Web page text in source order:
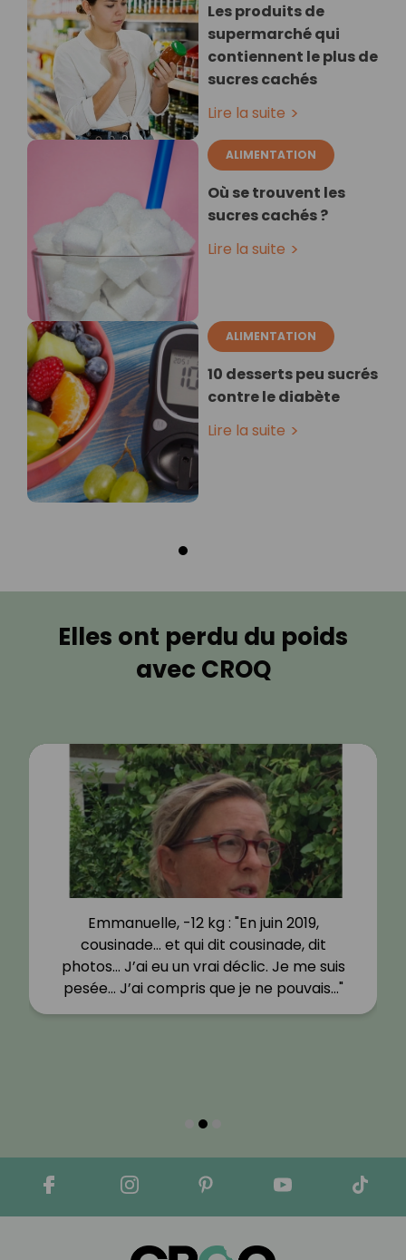
Les produits de
supermarché qui
contiennent le plus de
sucres cachés
Lire la suite
ALIMENTATION
Où se trouvent les
sucres cachés ?
Lire la suite
ALIMENTATION
10 desserts peu sucrés
contre le diabète
Lire la suite
Elles ont perdu du poids
avec CROQ
Emmanuelle, -12 kg : "En juin 2019,
cousinade… et qui dit cousinade, dit
photos… J’ai eu un vrai déclic. Je me suis
pesée… J’ai compris que je ne pouvais…"